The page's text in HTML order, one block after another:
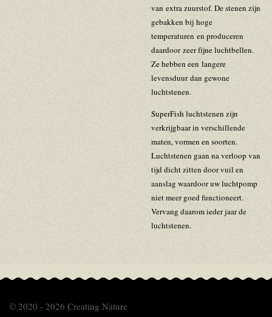
van extra zuurstof. De stenen zijn
gebakken bij hoge
temperaturen en produceren
daardoor zeer fijne luchtbellen.
Ze hebben een langere
levensduur dan gewone
luchtstenen.
SuperFish luchtstenen zijn
verkrijgbaar in verschil­lende
maten, vormen en soorten.
Luchtstenen gaan na verloop van
tijd dicht zitten door vuil en
aanslag waardoor uw luchtpomp
niet meer goed functioneert.
Vervang daarom ieder jaar de
luchtstenen.
© 2020 - 2026 Creating Nature